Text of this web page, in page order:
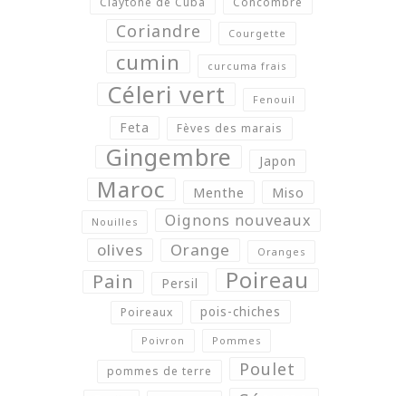
Coriandre Courgette
cumin curcuma frais
Céleri vert Fenouil
Feta Fèves des marais
Gingembre Japon
Maroc Menthe Miso
Nouilles Oignons nouveaux
olives Orange Oranges
Pain Persil Poireau
Poireaux pois-chiches
Poivron Pommes
pommes de terre Poulet